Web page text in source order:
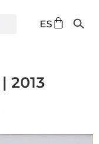
ES
EN
| 2013